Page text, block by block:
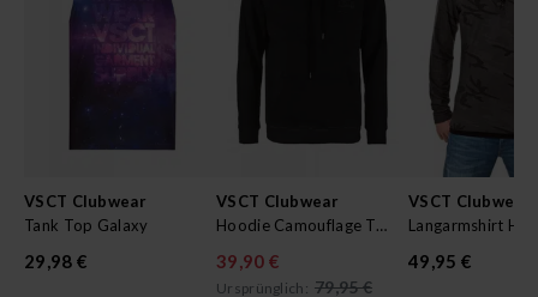
VSCT Clubwear
Tank Top Galaxy
29,98 €
VSCT Clubwear
Hoodie Camouflage Tube
39,90 €
Ursprünglich: 79,95 €
VSCT Clubwear
Langarmshirt
49,95 €